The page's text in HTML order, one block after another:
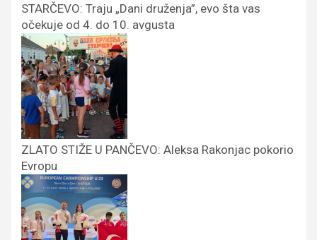
STARČEVO: Traju „Dani druženja”, evo šta vas
očekuje od 4. do 10. avgusta
ZLATO STIŽE U PANČEVO: Aleksa Rakonjac pokorio
Evropu